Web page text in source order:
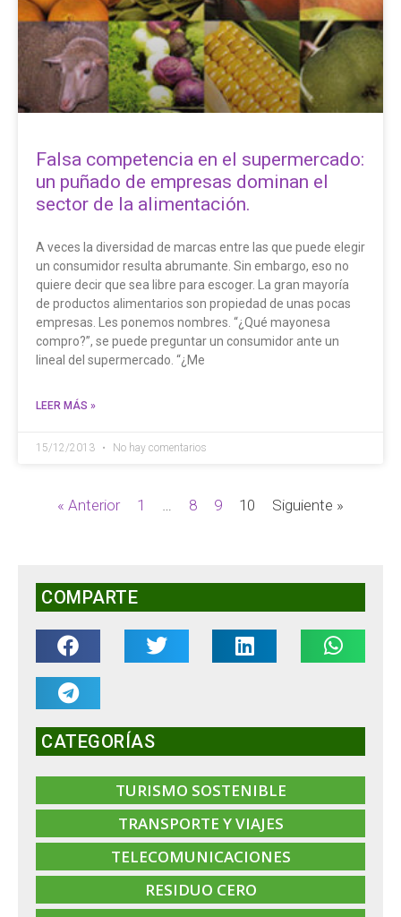
Falsa competencia en el supermercado:
un puñado de empresas dominan el
sector de la alimentación.
A veces la diversidad de marcas entre las que puede elegir
un consumidor resulta abrumante. Sin embargo, eso no
quiere decir que sea libre para escoger. La gran mayoría
de productos alimentarios son propiedad de unas pocas
empresas. Les ponemos nombres. “¿Qué mayonesa
compro?”, se puede preguntar un consumidor ante un
lineal del supermercado. “¿Me
LEER MÁS »
15/12/2013 No hay comentarios
« Anterior 1 8 9 10 Siguiente »
COMPARTE
CATEGORÍAS
TURISMO SOSTENIBLE
TRANSPORTE Y VIAJES
TELECOMUNICACIONES
RESIDUO CERO